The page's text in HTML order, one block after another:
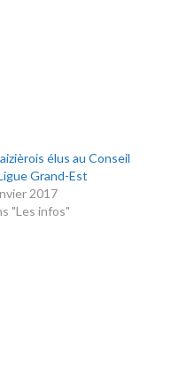
élus au Conseil
Grand-Est
2017
"Les infos"